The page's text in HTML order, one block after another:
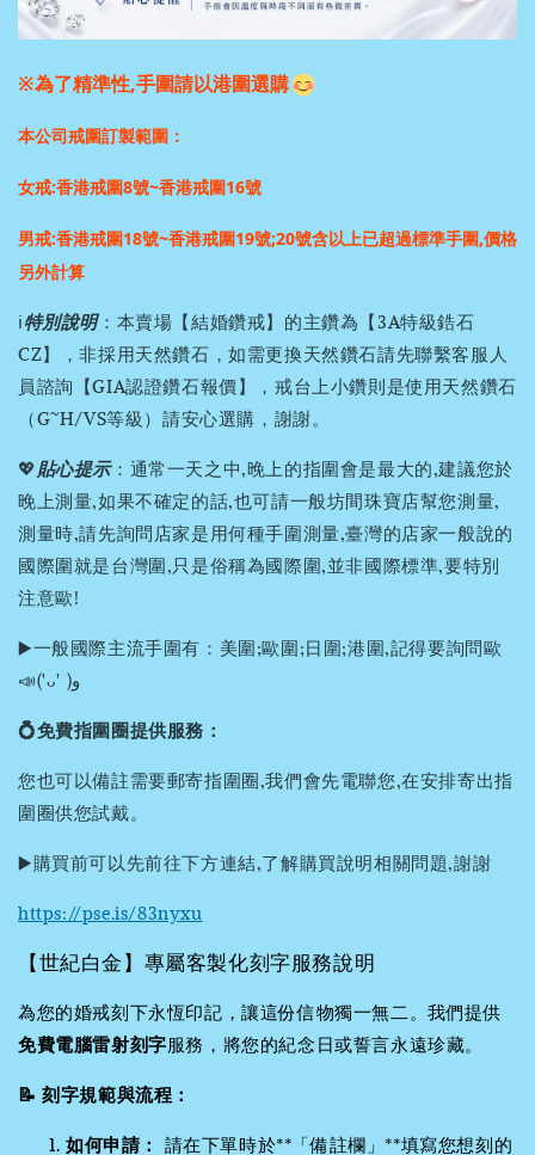
※為了精準性,手圍請以港圍選購
本公司戒圍訂製範圍：
女戒:香港戒圍8號~香港戒圍16號
男戒:香港戒圍18號~香港戒圍19號;20號含以上已超過標準手圍,價格
另外計算
ℹ️特別說明：本賣場【結婚鑽戒】的主鑽為【3A特級鋯石
CZ】，非採用天然鑽石，如需更換天然鑽石請先聯繫客服人
員諮詢【GIA認證鑽石報價】，戒台上小鑽則是使用天然鑽石
（G~H/VS等級）請安心選購，謝謝。
💖貼心提示：通常一天之中,晚上的指圍會是最大的,建議您於
晚上測量,如果不確定的話,也可請一般坊間珠寶店幫您測量,
測量時,請先詢問店家是用何種手圍測量,臺灣的店家一般說的
國際圍就是台灣圍,只是俗稱為國際圍,並非國際標準,要特別
注意歐!
▶️一般國際主流手圍有：美圍;歐圍;日圍;港圍,記得要詢問歐
📣('ᴗ' )و
💍免費指圍圈提供服務：
您也可以備註需要郵寄指圍圈,我們會先電聯您,在安排寄出指
圍圈供您試戴。
▶️購買前可以先前往下方連結,了解購買說明相關問題,謝謝
https://pse.is/83nyxu
【世紀白金】專屬客製化刻字服務說明
為您的婚戒刻下永恆印記，讓這份信物獨一無二。我們提供
免費電腦雷射刻字服務，將您的紀念日或誓言永遠珍藏。
📝 刻字規範與流程：
如何申請： 請在下單時於**「備註欄」**填寫您想刻的